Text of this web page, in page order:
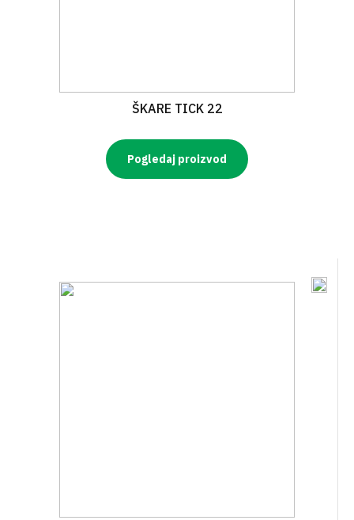
ŠKARE TICK 22
Pogledaj proizvod